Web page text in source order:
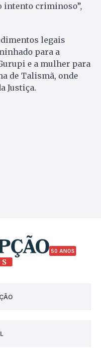
intento criminoso”,
legais
para a
e a mulher para
de Talismã, onde
Justiça.
50 ANOS